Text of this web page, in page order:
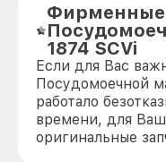
Фирменные
1874 SCVi
Если для Вас
Посудомоечной
работало
времени, для
оригинальные